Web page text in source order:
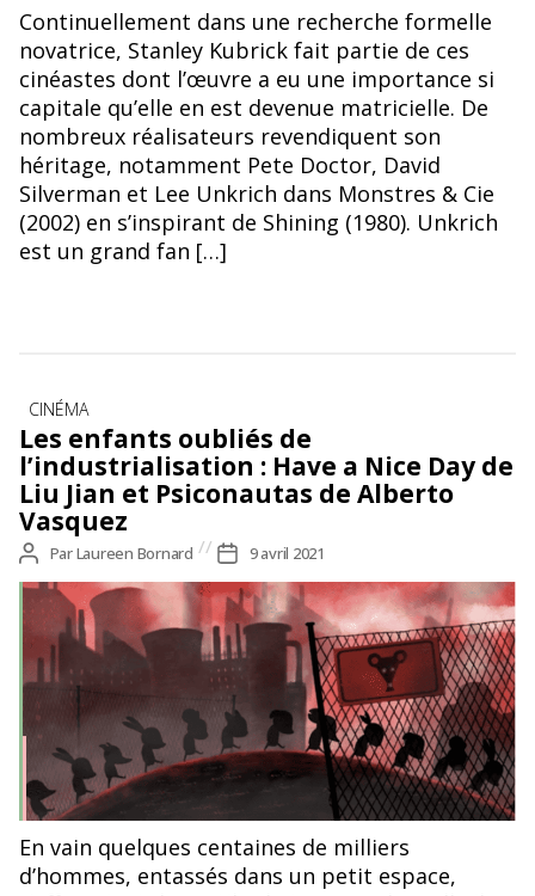
CAPTURE D'ÉCRAN PIXAR
Continuellement dans une recherche formelle
novatrice, Stanley Kubrick fait partie de ces
cinéastes dont l’œuvre a eu une importance si
capitale qu’elle en est devenue matricielle. De
nombreux réalisateurs revendiquent son
héritage, notamment Pete Doctor, David
Silverman et Lee Unkrich dans Monstres & Cie
(2002) en s’inspirant de Shining (1980). Unkrich
est un grand fan […]
Catégories
CINÉMA
Les enfants oubliés de
l’industrialisation : Have a Nice Day de
Liu Jian et Psiconautas de Alberto
Vasquez
Auteur
de
l’article
ParLaureen Bornard
Date
de
l’article
9 avril 2021
©Psiconautas, Alberto Vasquez
En vain quelques centaines de milliers
d’hommes, entassés dans un petit espace,